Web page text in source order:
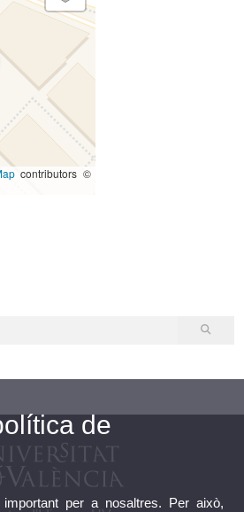
contributors ©
de
per a nosaltres. Per això,